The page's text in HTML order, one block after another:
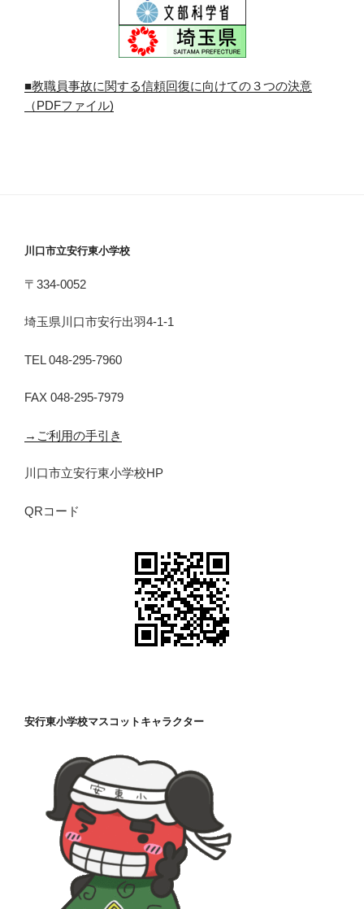
■教職員事故に関する信頼回復に向けての３つの決意
（PDFファイル)
川口市立安行東小学校
〒334-0052
埼玉県川口市安行出羽4-1-1
TEL 048-295-7960
FAX 048-295-7979
→ご利用の手引き
川口市立安行東小学校HP
QRコード
安行東小学校マスコットキャラクター